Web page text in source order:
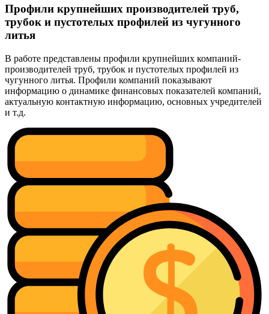
Профили крупнейших производителей труб,
трубок и пустотелых профилей из чугунного
литья
В работе представлены профили крупнейших компаний-
производителей труб, трубок и пустотелых профилей из
чугунного литья. Профили компаний показывают
информацию о динамике финансовых показателей компаний,
актуальную контактную информацию, основных учредителей
и т.д.